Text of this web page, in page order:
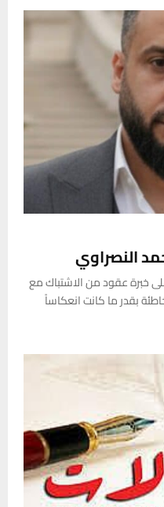
النصراوي
على خبرة عقود من الاشتباك مع
بقدر ما كانت انعكاساً